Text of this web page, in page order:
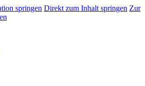
springen Direkt zum Inhalt springen Zur